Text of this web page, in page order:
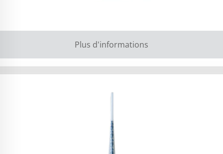
Plus d'informations